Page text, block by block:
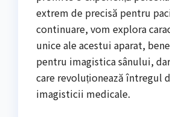
extrem de precisă pentru
continuare, vom explora
unice ale acestui aparat,
pentru imagistica sânului,
care revoluționează întregul
imagisticii medicale.